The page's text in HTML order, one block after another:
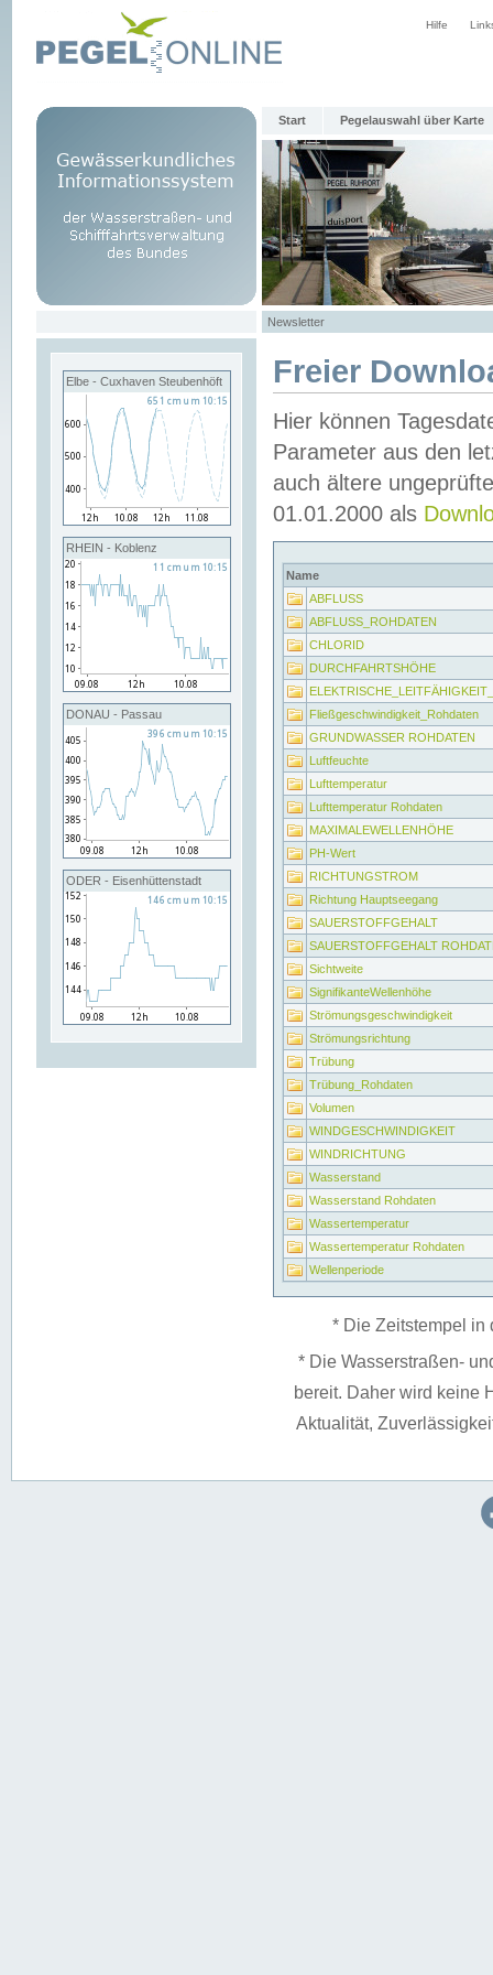
Hilfe
Start Pegelauswahl über Karte
Newsletter
Elbe - Cuxhaven Steubenhöft
RHEIN - Koblenz
DONAU - Passau
ODER - Eisenhüttenstadt
Freier
Hier können
Parameter aus den
auch ältere
01.01.2000 als
Name
ABFLUSS
ABFLUSS_ROHDATEN
CHLORID
DURCHFAHRTSHÖHE
Fließgeschwindigkeit_Rohdaten
GRUNDWASSER ROHDATEN
Luftfeuchte
Lufttemperatur
Lufttemperatur Rohdaten
MAXIMALEWELLENHÖHE
PH-Wert
RICHTUNGSTROM
Richtung Hauptseegang
SAUERSTOFFGEHALT
SAUERSTOFFGEHALT
Sichtweite
SignifikanteWellenhöhe
Strömungsgeschwindigkeit
Strömungsrichtung
Trübung
Trübung_Rohdaten
Volumen
WINDGESCHWINDIGKEIT
WINDRICHTUNG
Wasserstand
Wasserstand Rohdaten
Wassertemperatur
Wassertemperatur Rohdaten
Wellenperiode
* Die Zeitstempel in
* Die Wasserstraßen-
bereit. Daher wird keine
Aktualität,